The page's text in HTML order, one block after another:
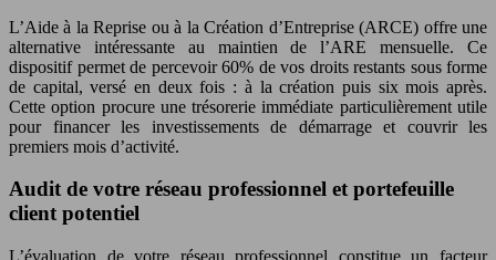
L’Aide à la Reprise ou à la Création d’Entreprise (ARCE) offre une
alternative intéressante au maintien de l’ARE mensuelle. Ce
dispositif permet de percevoir 60% de vos droits restants sous forme
de capital, versé en deux fois : à la création puis six mois après.
Cette option procure une trésorerie immédiate particulièrement utile
pour financer les investissements de démarrage et couvrir les
premiers mois d’activité.
Audit de votre réseau professionnel et portefeuille
client potentiel
L’évaluation de votre réseau professionnel constitue un facteur